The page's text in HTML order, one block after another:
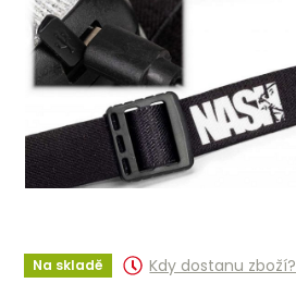
Na skladě Kdy dostanu zboží?